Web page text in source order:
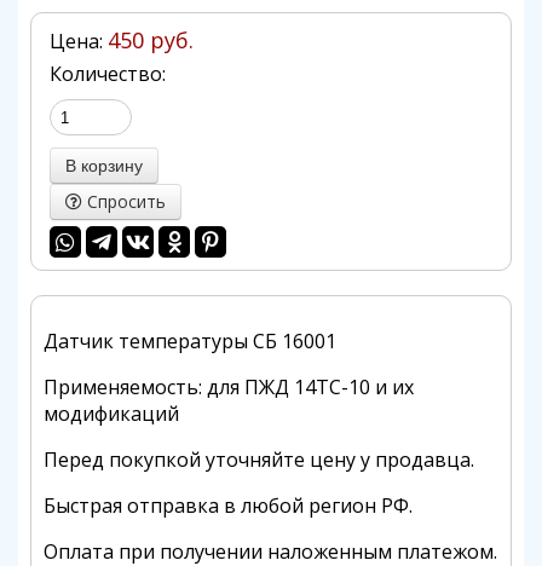
Цена: 450 руб.
Количество:
Спросить
Датчик температуры СБ 16001
Применяемость: для ПЖД 14ТС-10 и их
модификаций
Перед покупкой уточняйте цену у продавца.
Быстрая отправка в любой регион РФ.
Оплата при получении наложенным платежом.